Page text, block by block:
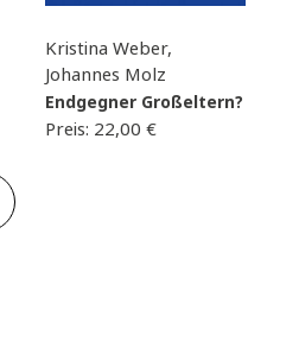
Kristina Weber,
Johannes Molz
Endgegner Großeltern?
Preis: 22,00 €